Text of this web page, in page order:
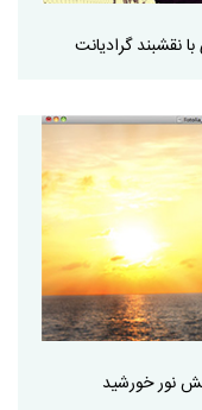
نقشبند گرادیانت
نور خورشید